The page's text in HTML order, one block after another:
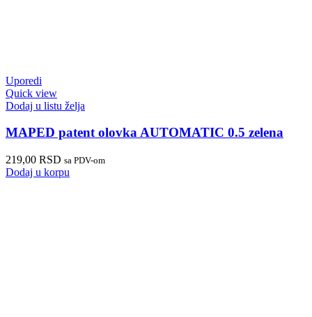
Uporedi
Quick view
Dodaj u listu želja
MAPED patent olovka AUTOMATIC 0.5 zelena
219,00 RSD sa PDV-om
Dodaj u korpu